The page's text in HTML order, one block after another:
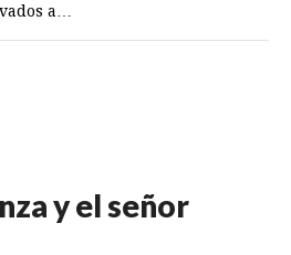
a…
y el señor